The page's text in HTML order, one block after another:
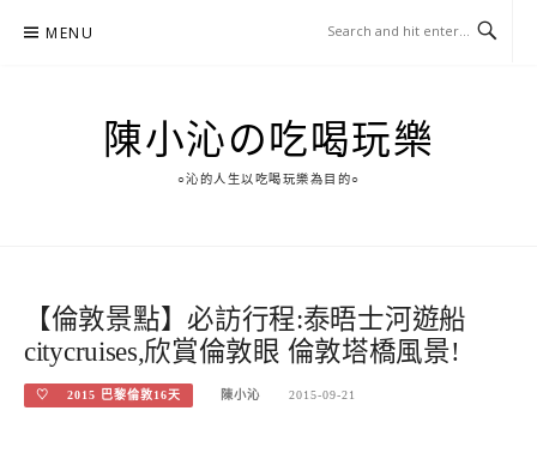
MENU
陳小沁の吃喝玩樂
○沁的人生以吃喝玩樂為目的○
【倫敦景點】必訪行程:泰晤士河遊船
citycruises,欣賞倫敦眼 倫敦塔橋風景!
♡ 2015 巴黎倫敦16天 陳小沁 2015-09-21